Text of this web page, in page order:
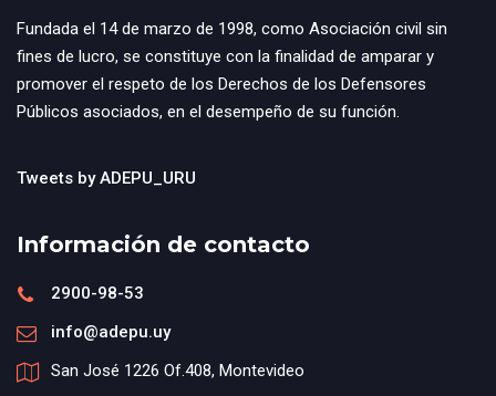
Fundada el 14 de marzo de 1998, como Asociación civil sin
fines de lucro, se constituye con la finalidad de amparar y
promover el respeto de los Derechos de los Defensores
Públicos asociados, en el desempeño de su función.
Tweets by ADEPU_URU
Información de contacto
2900-98-53
info@adepu.uy
San José 1226 Of.408, Montevideo